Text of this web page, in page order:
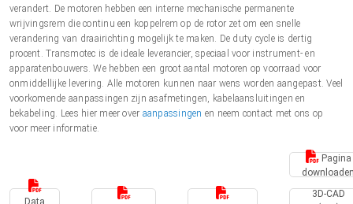
Suomi (EUR)
Svenska (SEK)
verandert. De motoren hebben een interne mechanische permanente
wrijvingsrem die continu een koppelrem op de rotor zet om een snelle
verandering van draairichting mogelijk te maken. De duty cycle is dertig
procent. Transmotec is de ideale leverancier, speciaal voor instrument- en
apparatenbouwers. We hebben een groot aantal motoren op voorraad voor
onmiddellijke levering. Alle motoren kunnen naar wens worden aangepast. Veel
voorkomende aanpassingen zijn asafmetingen, kabelaansluitingen en
bekabeling. Lees hier meer over aanpassingen en neem contact met ons op
voor meer informatie.
Pagina
Data
3D-CAD